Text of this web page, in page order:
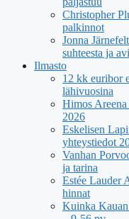
Christopher
palkinnot
Jonna
suhteesta ja
Ilmasto
12 kk euribor
lähivuosina
Himos
2026
Eskelisen
yhteystiedot
Vanhan
ja tarina
Estée Lauder
hinnat
Kuinka Kauan